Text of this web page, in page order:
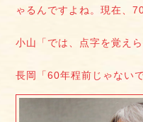
ゃるんですよね。現在、
小山「では、点字を覚え
長岡「60年程前じゃない